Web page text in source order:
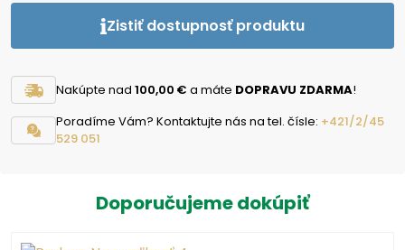
Zistiť dostupnosť produktu
Nakúpte nad 100,00 € a máte DOPRAVU ZDARMA!
Poradíme Vám? Kontaktujte nás na tel. čísle: +421/2/45
529 051
Doporučujeme dokúpiť